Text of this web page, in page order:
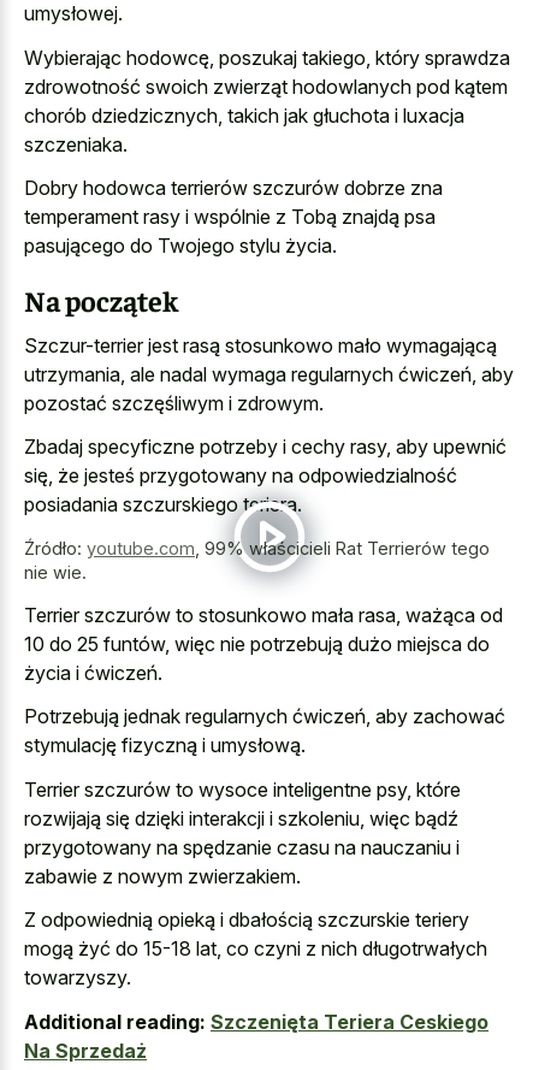
umysłowej.
Wybierając hodowcę, poszukaj takiego, który sprawdza
zdrowotność swoich zwierząt hodowlanych pod kątem
chorób dziedzicznych, takich jak głuchota i luxacja
szczeniaka.
Dobry hodowca terrierów szczurów dobrze zna
temperament rasy i wspólnie z Tobą znajdą psa
pasującego do Twojego stylu życia.
Na początek
Szczur-terrier jest rasą stosunkowo mało wymagającą
utrzymania, ale nadal wymaga regularnych ćwiczeń, aby
pozostać szczęśliwym i zdrowym.
Zbadaj specyficzne potrzeby i cechy rasy, aby upewnić
się, że jesteś przygotowany na odpowiedzialność
posiadania szczurskiego teriera.
Źródło: youtube.com 99% właścicieli Rat Terrierów tego
nie wie.
Terrier szczurów to stosunkowo mała rasa, ważąca od
10 do 25 funtów, więc nie potrzebują dużo miejsca do
życia i ćwiczeń.
Potrzebują jednak regularnych ćwiczeń, aby zachować
stymulację fizyczną i umysłową.
Terrier szczurów to wysoce inteligentne psy, które
rozwijają się dzięki interakcji i szkoleniu, więc bądź
przygotowany na spędzanie czasu na nauczaniu i
zabawie z nowym zwierzakiem.
Z odpowiednią opieką i dbałością szczurskie teriery
mogą żyć do 15-18 lat, co czyni z nich długotrwałych
towarzyszy.
Additional reading: Szczenięta Teriera Ceskiego
Na Sprzedaż